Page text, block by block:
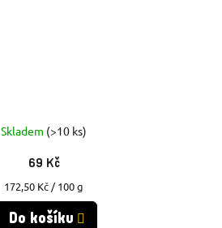
Skladem (>10 ks)
69 Kč
Měrná
cena:
172,50 Kč / 100 g
Do košíku